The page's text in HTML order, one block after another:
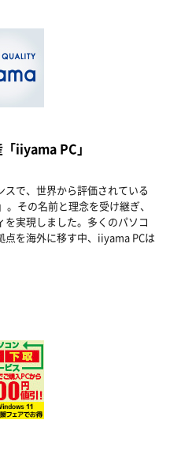
iiyama PC」
で、世界から評価されている
その名前と理念を受け継ぎ、
実現しました。多くのパソコ
点を海外に移す中、iiyama PCは